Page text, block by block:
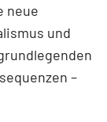
neue
und
–